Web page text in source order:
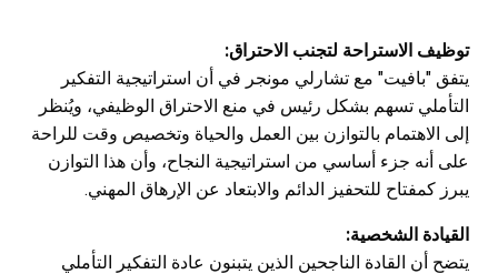
توظيف الاستراحة لتجنب الاحتراق:
يتفق "بافيت" مع تشارلي مونجر في أن استراتيجية التفكير
التأملي تسهم بشكل رئيس في منع الاحتراق الوظيفي، ويُنظر
إلى الاهتمام بالتوازن بين العمل والحياة وتخصيص وقت للراحة
على أنه جزء أساسي من استراتيجية النجاح، وأن هذا التوازن
يبرز كمفتاح للتحفيز الدائم والابتعاد عن الإرهاق المهني.
القيادة الشخصية:
يتضح أن القادة الناجحين الذين يتبنون عادة التفكير التأملي